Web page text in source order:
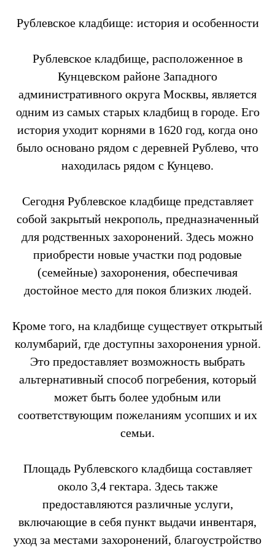
Рублевское кладбище: история и особенности
Рублевское кладбище, расположенное в
Кунцевском районе Западного
административного округа Москвы, является
одним из самых старых кладбищ в городе. Его
история уходит корнями в 1620 год, когда оно
было основано рядом с деревней Рублево, что
находилась рядом с Кунцево.
Сегодня Рублевское кладбище представляет
собой закрытый некрополь, предназначенный
для родственных захоронений. Здесь можно
приобрести новые участки под родовые
(семейные) захоронения, обеспечивая
достойное место для покоя близких людей.
Кроме того, на кладбище существует открытый
колумбарий, где доступны захоронения урной.
Это предоставляет возможность выбрать
альтернативный способ погребения, который
может быть более удобным или
соответствующим пожеланиям усопших и их
семьи.
Площадь Рублевского кладбища составляет
около 3,4 гектара. Здесь также
предоставляются различные услуги,
включающие в себя пункт выдачи инвентаря,
уход за местами захоронений, благоустройство